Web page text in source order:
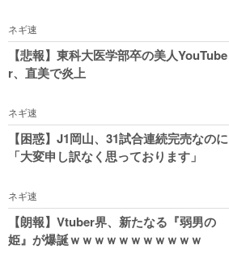
ネギ速
【悲報】東科大医学部卒の美人YouTube
r、直美で炎上
ネギ速
【困惑】J1岡山、31試合連続完売なのに
「大変申し訳なく思っております」
ネギ速
【朗報】Vtuber界、新たなる『弱男の
姫』が爆誕ｗｗｗｗｗｗｗｗｗｗｗ